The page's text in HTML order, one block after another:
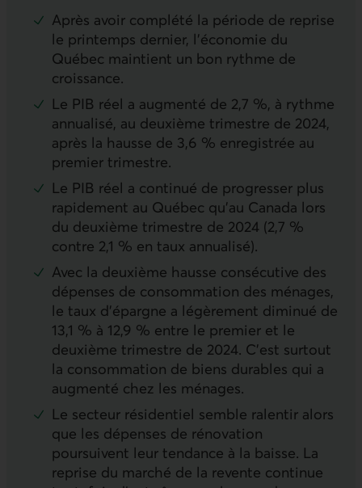
Après avoir complété la période de reprise
le printemps dernier, l’économie du
Québec maintient un bon rythme de
croissance.
Le PIB réel a augmenté de 2,7 %, à rythme
annualisé, au deuxième trimestre de 2024,
après la hausse de 3,6 % enregistrée au
premier trimestre.
Le PIB réel a continué de progresser plus
rapidement au Québec qu’au Canada lors
du deuxième trimestre de 2024 (2,7 %
contre 2,1 % en taux annualisé).
Avec la deuxième hausse consécutive des
dépenses de consommation des ménages,
le taux d’épargne a légèrement diminué de
13,1 % à 12,9 % entre le premier et le
deuxième trimestre de 2024. C’est surtout
la consommation de biens durables qui a
augmenté chez les ménages.
Le secteur résidentiel semble ralentir alors
que les dépenses de rénovation
poursuivent leur tendance à la baisse. La
reprise du marché de la revente continue